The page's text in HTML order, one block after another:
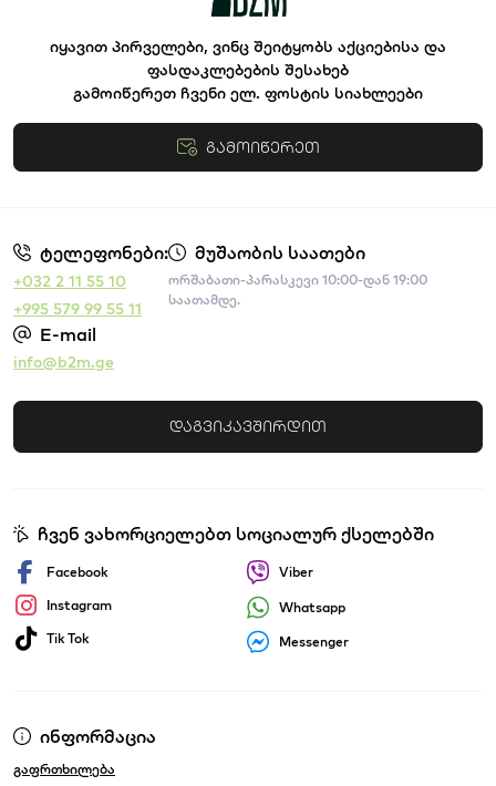
იყავით პირველები, ვინც შეიტყობს აქციებისა და
ფასდაკლებების შესახებ
გამოიწერეთ ჩვენი ელ. ფოსტის სიახლეები
გამოიწერეთ
წესები და პირობები
ტელეფონები:
+032 2 11 55 10
+995 579 99 55 11
მუშაობის საათები
ორშაბათი-პარასკევი 10:00-დან 19:00
საათამდე.
E-mail
info@b2m.ge
დაგვიკავშირდით
ინფორმაცია
გაფრთხილება
ჩვენ ვახორციელებთ სოციალურ ქსელებში
Facebook
Instagram
Tik Tok
Viber
Whatsapp
Messenger